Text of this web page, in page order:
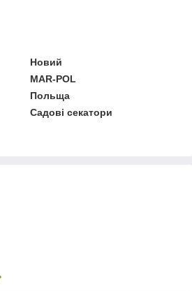
Новий
MAR-POL
Польща
Садові секатори